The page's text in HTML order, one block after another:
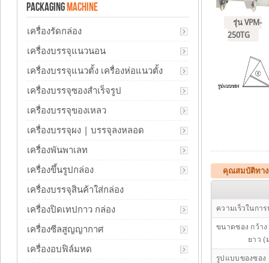
รุ่น VPM-
250TG
คุณสมบัติทาง
ความเร็วในการ
ขนาดซอง กว้า
ยาว (
รูปแบบของซอง
PACKAGING MACHINE
เครื่องรัดกล่อง
เครื่องบรรจุแนวนอน
เครื่องบรรจุแนวตั้ง เครื่องห่อแนวตั้ง
เครื่องบรรจุซองสำเร็จรูป
เครื่องบรรจุของเหลว
เครื่องบรรจุผง | บรรจุลงหลอด
เครื่องพันพาเลท
เครื่องขึ้นรูปกล่อง
เครื่องบรรจุสินค้าใส่กล่อง
เครื่องปิดเทปกาว กล่อง
เครื่องซีลสูญญากาศ
เครื่องอบฟิล์มหด